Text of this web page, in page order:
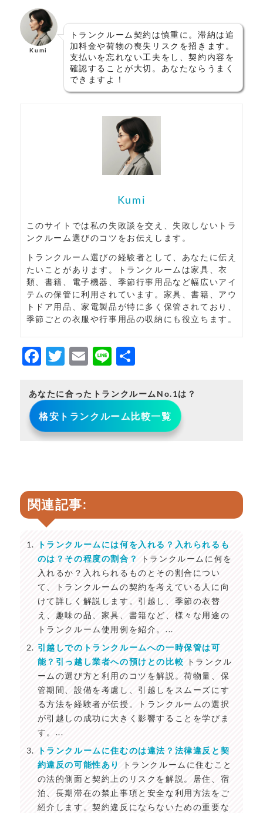
Kumi
トランクルーム契約は慎重に。滞納は追
加料金や荷物の喪失リスクを招きます。
支払いを忘れない工夫をし、契約内容を
確認することが大切。あなたならうまく
できますよ！
Kumi
このサイトでは私の失敗談を交え、失敗しないトラ
ンクルーム選びのコツをお伝えします。
トランクルーム選びの経験者として、あなたに伝え
たいことがあります。トランクルームは家具、衣
類、書籍、電子機器、季節行事用品など幅広いアイ
テムの保管に利用されています。家具、書籍、アウ
トドア用品、家電製品が特に多く保管されており、
季節ごとの衣服や行事用品の収納にも役立ちます。
F
c
e
b
k
T
it
t
e
E
ai
l
Li
e
共
あなたに合ったトランクルームNo.1は？
格安トランクルーム比較一覧
関連記事:
トランクルームには何を入れる？入れられるも
のは？その程度の割合？
トランクルームに何を
入れるか？入れられるものとその割合につい
て、トランクルームの契約を考えている人に向
けて詳しく解説します。引越し、季節の衣替
え、趣味の品、家具、書籍など、様々な用途の
トランクルーム使用例を紹介。...
引越しでのトランクルームへの一時保管は可
能？引っ越し業者への預けとの比較
トランクル
ームの選び方と利用のコツを解説。荷物量、保
管期間、設備を考慮し、引越しをスムーズにす
る方法を経験者が伝授。トランクルームの選択
が引越しの成功に大きく影響することを学びま
す。...
トランクルームに住むのは違法？法律違反と契
約違反の可能性あり
トランクルームに住むこと
の法的側面と契約上のリスクを解説。居住、宿
泊、長期滞在の禁止事項と安全な利用方法をご
紹介します。契約違反にならないための重要な